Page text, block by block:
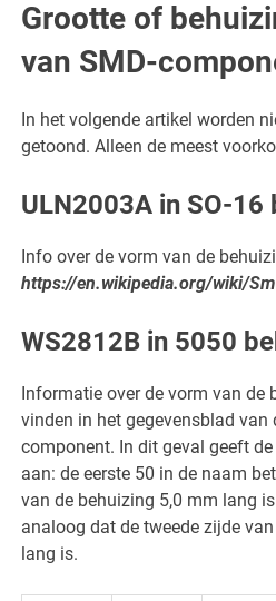
Grootte of
van SMD-
In het volgende artikel worden
getoond. Alleen de meest
ULN2003A in SO-16
Info over de vorm van de
https://en.wikipedia.org/wiki/
WS2812B in 5050
Informatie over de vorm van de
vinden in het gegevensblad van
component. In dit geval geeft
aan: de eerste 50 in de naam
van de behuizing 5,0 mm lang
analoog dat de tweede zijde
lang is.